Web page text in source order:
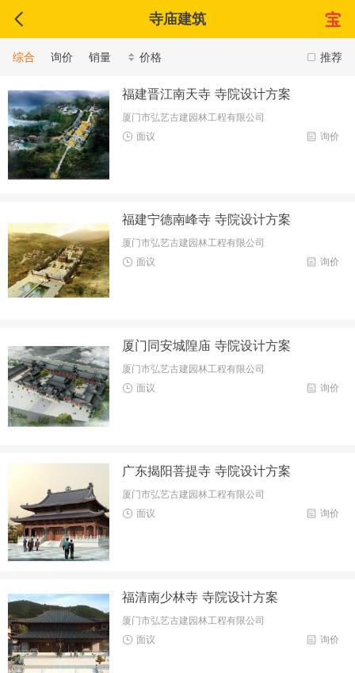
寺庙建筑
推荐
综合 询价 销量 价格
福建晋江南天寺 寺院设计方案
厦门市弘艺古建园林工程有限公司
询价
面议
福建宁德南峰寺 寺院设计方案
厦门市弘艺古建园林工程有限公司
询价
面议
厦门同安城隍庙 寺院设计方案
厦门市弘艺古建园林工程有限公司
询价
面议
广东揭阳菩提寺 寺院设计方案
厦门市弘艺古建园林工程有限公司
询价
面议
福清南少林寺 寺院设计方案
厦门市弘艺古建园林工程有限公司
询价
面议